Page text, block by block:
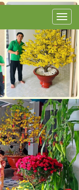
Trang
chủ